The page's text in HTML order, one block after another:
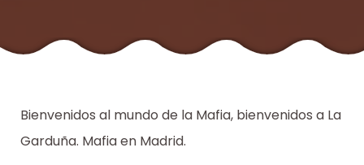
Bienvenidos al mundo de la Mafia, bienvenidos a La
Garduña. Mafia en Madrid.